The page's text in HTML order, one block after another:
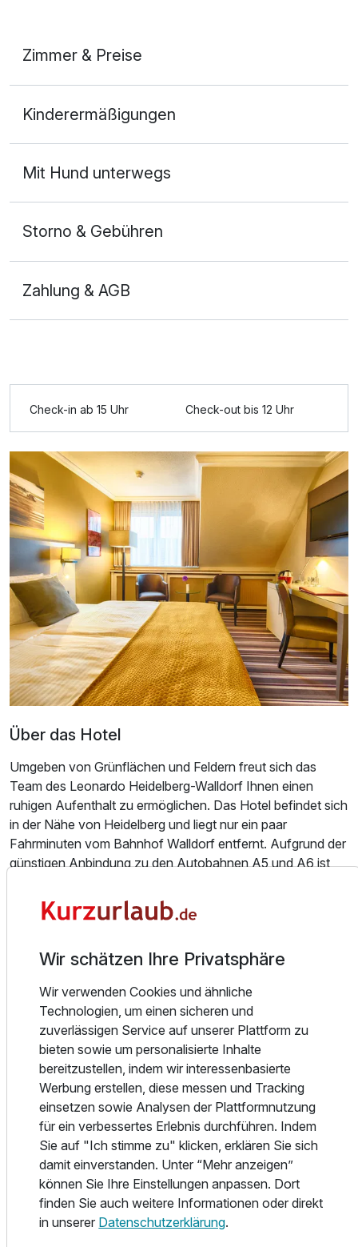
Zimmer & Preise
2 Erwachsene und 2 Kinder
Doppelzimmer zur Einzelnutzung
1 Erwachsenen
Ausstattung
Kinderermäßigungen
Mit Hund unterwegs
Storno & Gebühren
Zahlung & AGB
Check-in ab 15 Uhr Check-out bis 12 Uhr
Über das Hotel
Umgeben von Grünflächen und Feldern freut sich das
Team des Leonardo Heidelberg-Walldorf Ihnen einen
ruhigen Aufenthalt zu ermöglichen. Das Hotel befindet sich
in der Nähe von Heidelberg und liegt nur ein paar
Fahrminuten vom Bahnhof Walldorf entfernt. Aufgrund der
günstigen Anbindung zu den Autobahnen A5 und A6 ist
Zu den benachbarten Attraktionen gehören:
Der Hockenheimring;
Die Städte Heidelberg, Mannheim, Speyer, Schwetzingen
und das kleine Städtchen Ladenburg.
Das Leonardo Heidelberg-Walldorf mit 161 geräumigen
Zimmern sorgt mit gratis W-LAN & digitalen Zeitungen,
kostenfreiem Parkplatz, Restaurant, Bar und Lounge sowie
Außenpool, Indoor-Schwimmbecken, Sauna und Mini-
Gym für einen entspannten Aufenthalt. Als Business- und
Konferenzhotel bieten wir Ihnen außerdem acht moderne
Tagungsräume mit Klimaanlage und Tageslicht mit einer
Kapazität für bis zu 199 Personen an.
In der Zeit vom 17. Juli bis zum 19. August 2026 steht der
Indoorpool aufgrund von Modernisierungsmaßnahmen
Wir schätzen Ihre Privatsphäre
Wir verwenden Cookies und ähnliche
Technologien, um einen sicheren und
zuverlässigen Service auf unserer Plattform zu
bieten sowie um personalisierte Inhalte
bereitzustellen, indem wir interessenbasierte
Werbung erstellen, diese messen und Tracking
einsetzen sowie Analysen der Plattformnutzung
für ein verbessertes Erlebnis durchführen. Indem
Sie auf "Ich stimme zu" klicken, erklären Sie sich
damit einverstanden. Unter “Mehr anzeigen”
können Sie Ihre Einstellungen anpassen. Dort
finden Sie auch weitere Informationen oder direkt
in unserer Datenschutzerklärung.